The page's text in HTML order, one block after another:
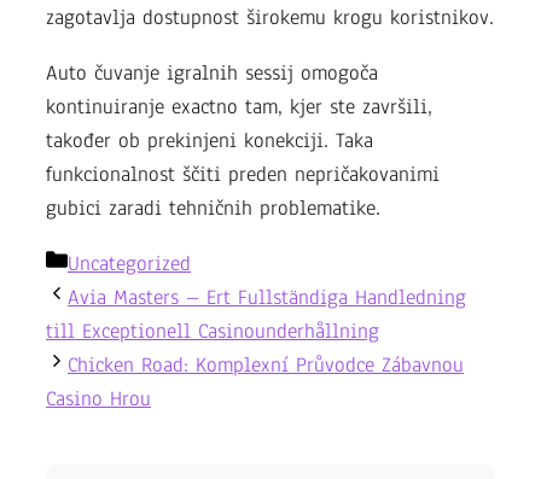
zagotavlja dostupnost širokemu krogu koristnikov.
Auto čuvanje igralnih sessij omogoča
kontinuiranje exactno tam, kjer ste završili,
također ob prekinjeni konekciji. Taka
funkcionalnost ščiti preden nepričakovanimi
gubici zaradi tehničnih problematike.
Categories
Uncategorized
Avia Masters – Ert Fullständiga Handledning
till Exceptionell Casinounderhållning
Chicken Road: Komplexní Průvodce Zábavnou
Casino Hrou